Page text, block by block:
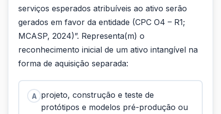
serviços esperados atribuíveis ao ativo serão
gerados em favor da entidade (CPC O4 – R1;
MCASP, 2024)”. Representa(m) o
reconhecimento inicial de um ativo intangível na
forma de aquisição separada:
A projeto, construção e teste de
protótipos e modelos pré-produção ou